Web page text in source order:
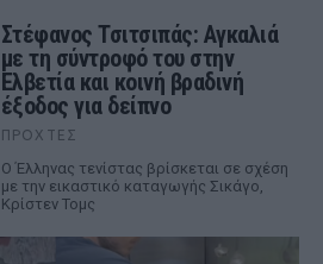
Στέφανος Τσιτσιπάς: Αγκαλιά
με τη σύντροφό του στην
Ελβετία και κοινή βραδινή
έξοδος για δείπνο
ΠΡΟΧΤΈΣ
Ο Έλληνας τενίστας βρίσκεται σε σχέση
με την εικαστικό καταγωγής Σικάγο,
Κρίστεν Τομς